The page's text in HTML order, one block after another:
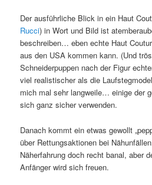
Der ausführliche Blick in ein Haut
Rucci) in Wort und Bild ist
beschreiben… eben echte Haut
aus den USA kommen kann. (Und
Schneiderpuppen nach der Figur
viel realistischer als die
mich mal sehr langweile… einige der
sich ganz sicher verwenden.
Danach kommt ein etwas gewollt
über Rettungsaktionen bei
Näherfahrung doch recht banal, aber
Anfänger wird sich freuen.